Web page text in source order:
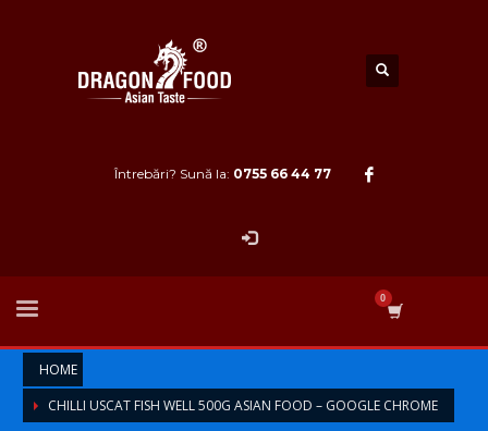
Întrebări? Sună la: 0755 66 44 77
HOME
CHILLI USCAT FISH WELL 500G ASIAN FOOD – GOOGLE CHROME